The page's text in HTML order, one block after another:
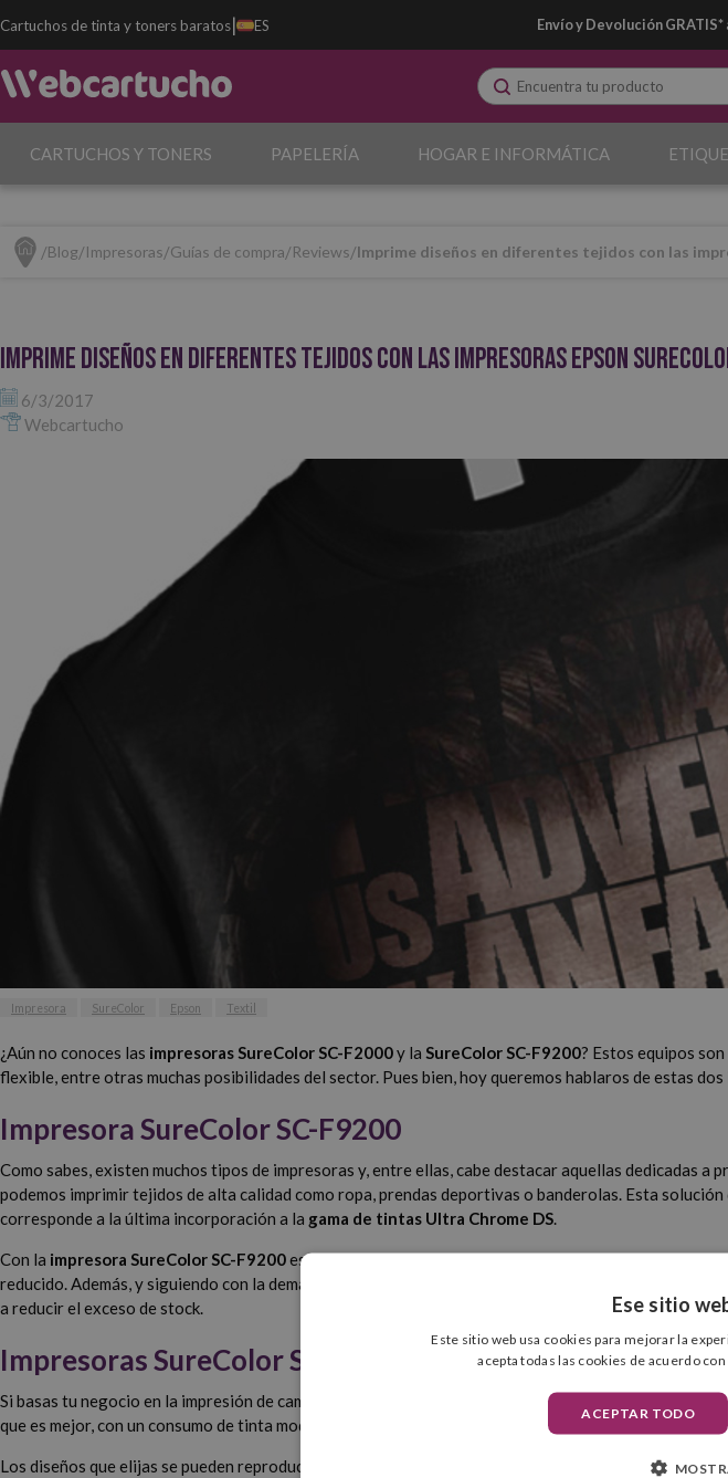
Cartuchos de tinta y toners baratos| ES Envío y Devolución GRATIS*
CARTUCHOS Y TONERS PAPELERÍA HOGAR E INFORMÁTICA
Blog Impresoras Guías de compra Reviews Imprime diseños en diferentes tejidos con las
Imprime diseños en diferentes tejidos con las impresoras Epson
6/3/2017
Webcartucho
Impresora SureColor Epson Textil
¿Aún no conoces las impresoras SureColor SC-F2000y la SureColor SC-F9200? Estos equipos
flexible, entre otras muchas posibilidades del sector. Pues bien, hoy queremos hablaros de estas
Impresora SureColor SC-F9200
Como sabes, existen muchos tipos de impresoras y, entre ellas, cabe destacar aquellas dedicadas
podemos imprimir tejidos de alta calidad como ropa, prendas deportivas o banderolas. Esta solución
corresponde a la última incorporación a la gama de tintas Ultra Chrome DS.
Con la impresora SureColor SC-F9200es posible mantener unos costes totales bajos ya que, con la
reducido. Además, y siguiendo con la demanda de los usuarios, estas impresoras son compatibles con
a reducir el exceso de stock.
Impresoras SureColor SC-F2000
Si basas tu negocio en la impresión de camisetas, la impresora SureColor SC-F2000
es perfecta
que es mejor, con un consumo de tinta moderado. Esto se materializa en unos resultados
Los diseños que elijas se pueden reproducir en telas de hasta 25 mm de grosor y, además,
Ese sitio
Este sitio web usa cookies para mejorar la
acepta todas las cookies de acuerdo
ACEPTAR TODO